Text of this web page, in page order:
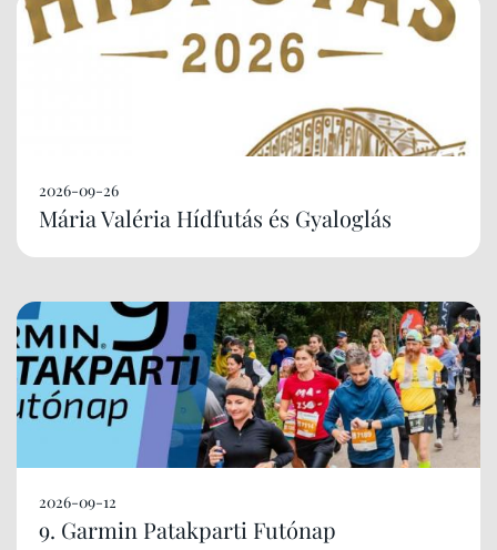
2026-09-26
Mária Valéria Hídfutás és Gyaloglás
2026-09-12
9. Garmin Patakparti Futónap